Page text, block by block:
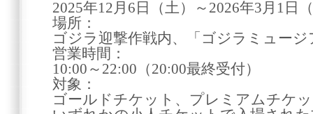
2025年12月6日（土）～2026年3月1日
場所：
ゴジラ迎撃作戦内、「ゴジラミュージ
営業時間：
10:00～22:00（20:00最終受付）
対象：
ゴールドチケット、プレミアムチケ